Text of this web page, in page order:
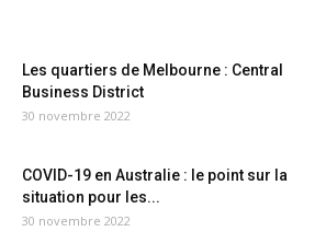
Les quartiers de Melbourne : Central
Business District
30 novembre 2022
COVID-19 en Australie : le point sur la
situation pour les...
30 novembre 2022